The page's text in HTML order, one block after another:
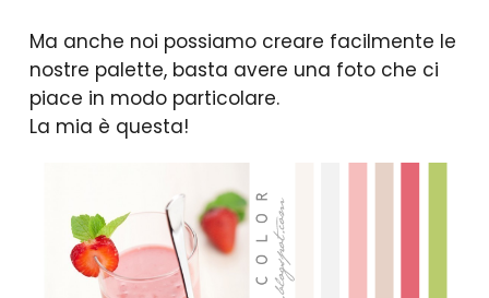
Ma anche noi possiamo creare facilmente le
nostre palette, basta avere una foto che ci
piace in modo particolare.
La mia è questa!